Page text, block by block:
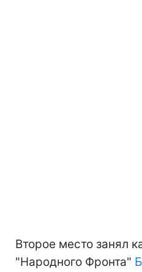
Второе место занял
"Народного Фронта"